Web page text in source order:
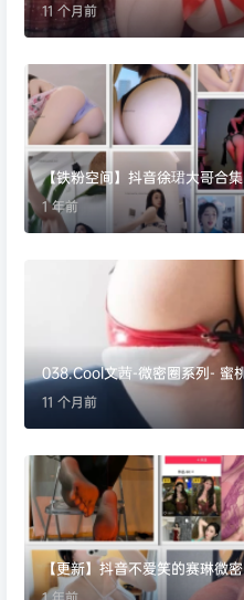
11 个月前
【铁粉空间】抖音徐珺大哥合集
1 年前
038.Cool文茜-微密圈系列- 蜜
11 个月前
【更新】抖音不爱笑的赛琳微